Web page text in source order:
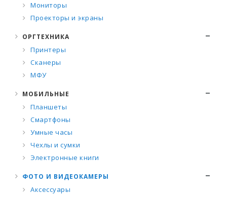
Мониторы
Проекторы и экраны
ОРГТЕХНИКА
Принтеры
Сканеры
МФУ
МОБИЛЬНЫЕ
Планшеты
Смартфоны
Умные часы
Чехлы и сумки
Электронные книги
ФОТО И ВИДЕОКАМЕРЫ
Аксессуары